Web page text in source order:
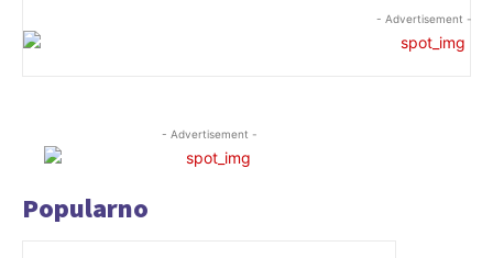
- Advertisement -
- Advertisement -
Popularno